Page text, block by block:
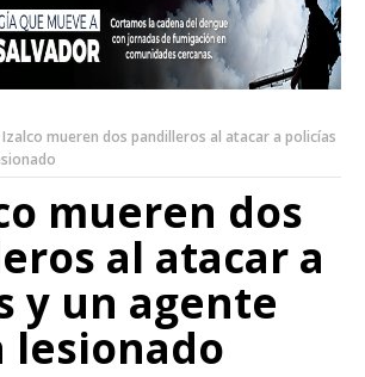
Izalco mueren dos pandilleros al atacar a policías
mueren dos
al atacar a
y un agente
lesionado